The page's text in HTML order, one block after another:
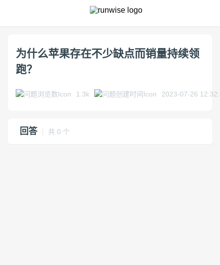
为什么苹果存在不少缺点而销量持续领
跑？
1.3k 2023-07-26
回答 ｜ 共 0 个